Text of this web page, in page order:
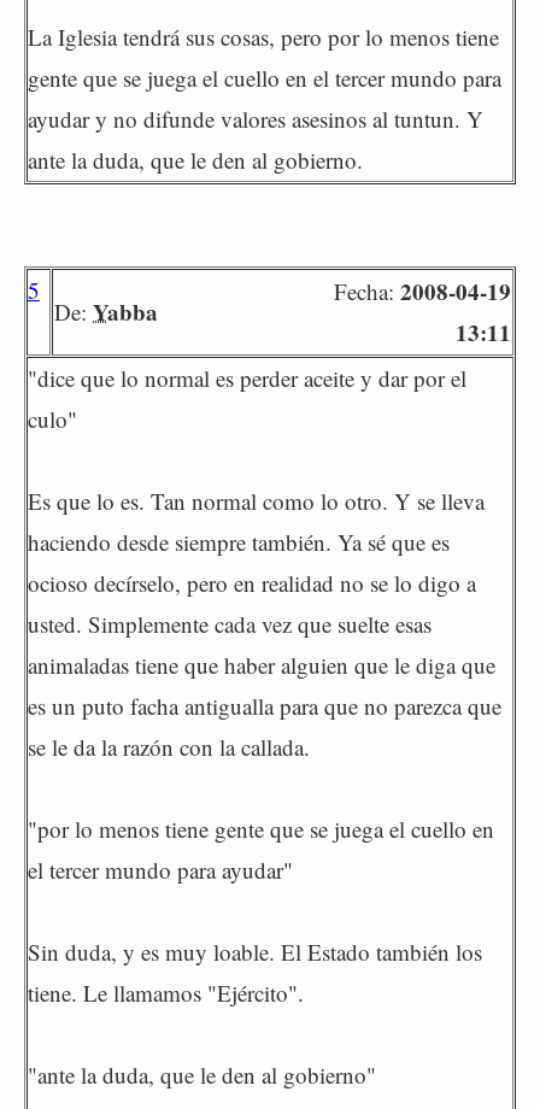
La Iglesia tendrá sus cosas, pero por lo menos tiene
gente que se juega el cuello en el tercer mundo para
ayudar y no difunde valores asesinos al tuntun. Y
ante la duda, que le den al gobierno.
5
De: Yabba
Fecha: 2008-04-19
13:11
"dice que lo normal es perder aceite y dar por el
culo"
Es que lo es. Tan normal como lo otro. Y se lleva
haciendo desde siempre también. Ya sé que es
ocioso decírselo, pero en realidad no se lo digo a
usted. Simplemente cada vez que suelte esas
animaladas tiene que haber alguien que le diga que
es un puto facha antigualla para que no parezca que
se le da la razón con la callada.
"por lo menos tiene gente que se juega el cuello en
el tercer mundo para ayudar"
Sin duda, y es muy loable. El Estado también los
tiene. Le llamamos "Ejército".
"ante la duda, que le den al gobierno"